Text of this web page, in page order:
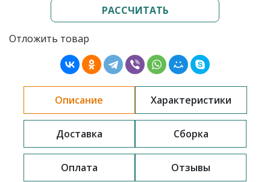
РАССЧИТАТЬ
Отложить товар
Описание Характеристики
Доставка Сборка
Оплата
Отзывы